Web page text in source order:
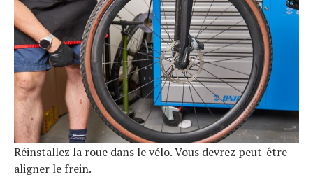
Réinstallez la roue dans le vélo. Vous devrez peut-être
aligner le frein.